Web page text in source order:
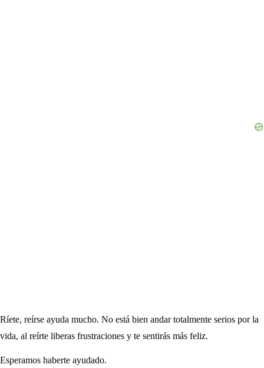
Ríete, reírse ayuda mucho. No está bien andar totalmente serios por la
vida, al reírte liberas frustraciones y te sentirás más feliz.
Esperamos haberte ayudado.